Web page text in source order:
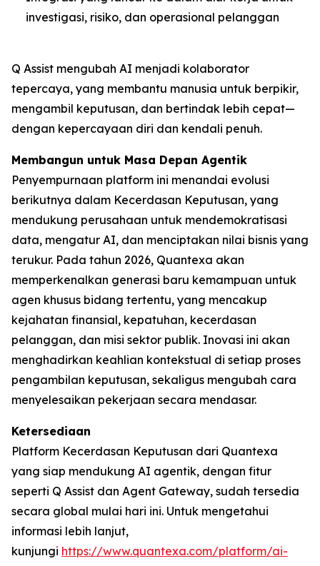
investigasi, risiko, dan operasional pelanggan
Q Assist mengubah AI menjadi kolaborator
tepercaya, yang membantu manusia untuk berpikir,
mengambil keputusan, dan bertindak lebih cepat—
dengan kepercayaan diri dan kendali penuh.
Membangun untuk Masa Depan Agentik
Penyempurnaan platform ini menandai evolusi
berikutnya dalam Kecerdasan Keputusan, yang
mendukung perusahaan untuk mendemokratisasi
data, mengatur AI, dan menciptakan nilai bisnis yang
terukur. Pada tahun 2026, Quantexa akan
memperkenalkan generasi baru kemampuan untuk
agen khusus bidang tertentu, yang mencakup
kejahatan finansial, kepatuhan, kecerdasan
pelanggan, dan misi sektor publik. Inovasi ini akan
menghadirkan keahlian kontekstual di setiap proses
pengambilan keputusan, sekaligus mengubah cara
menyelesaikan pekerjaan secara mendasar.
Ketersediaan
Platform Kecerdasan Keputusan dari Quantexa
yang siap mendukung AI agentik, dengan fitur
seperti Q Assist dan Agent Gateway, sudah tersedia
secara global mulai hari ini. Untuk mengetahui
informasi lebih lanjut,
kunjungi https://www.quantexa.com/platform/ai-